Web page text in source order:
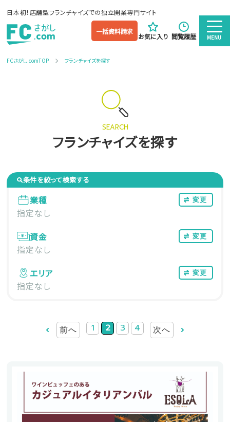
日本初！店舗型フランチャイズでの独立開業専門サイト
一括資料請求
お気に入り 閲覧履歴 MENU
FCさがし.comTOP フランチャイズを探す
SEARCH
フランチャイズを探す
条件を絞って検索する
業種 変更
指定なし
資金
変更
指定なし
エリア
変更
指定なし
前へ 1 2 3 4 次へ